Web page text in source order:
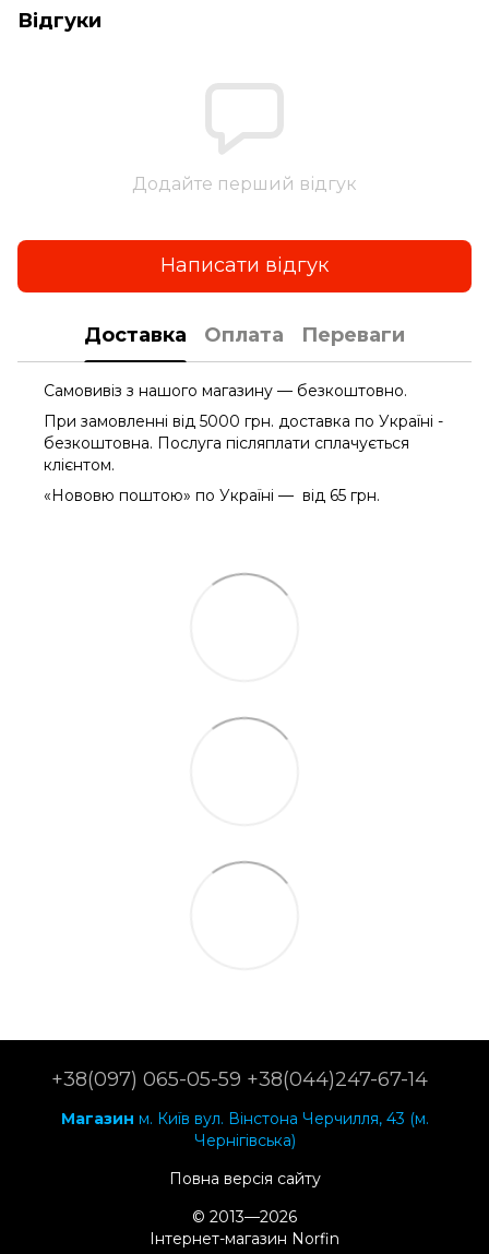
Відгуки
Додайте перший відгук
Написати відгук
Доставка Оплата Переваги
Самовивіз з нашого магазину — безкоштовно.
При замовленні від 5000 грн. доставка по Україні -
безкоштовна. Послуга післяплати сплачується
клієнтом.
«Нововю поштою» по Україні — від 65 грн.
+38(097) 065-05-59 +38(044)247-67-14
Магазин м. Київ вул. Вінстона Черчилля, 43 (м.
Чернігівська)
Повна версія сайту
© 2013—2026
Інтернет-магазин Norfin